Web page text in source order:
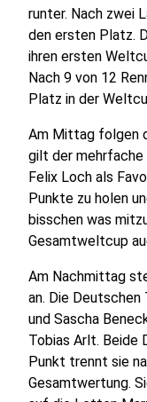
runter. Nach zwei
den ersten Platz.
ihren ersten
Nach 9 von 12
Platz in der
Am Mittag folgen
gilt der mehrfache
Felix Loch als
Punkte zu holen
bisschen was
Gesamtweltcup
Am Nachmittag
an. Die
und Sascha
Tobias Arlt. Beide
Punkt trennt sie
Gesamtwertung.